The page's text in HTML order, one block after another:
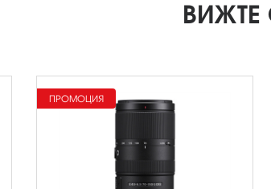
ПРОМОЦИЯ